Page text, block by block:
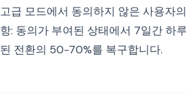
고급 모드에서 동의하지 않은 사용자
항: 동의가 부여된 상태에서 7일간 하
된 전환의 50-70%를 복구합니다.